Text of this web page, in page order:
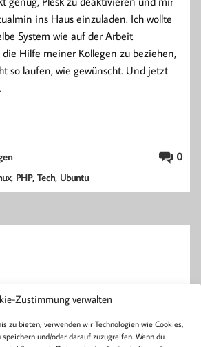
Zustimmung verwalten
zu bieten, verwenden wir Technologien wie Cookies,
und/oder darauf zuzugreifen. Wenn du
ins Haus einzuladen. Ich wollte
System wie auf der Arbeit
Hilfe meiner Kollegen zu beziehen,
so laufen, wie gewünscht. Und jetzt
0
, PHP,Tech, Ubuntu
(14)